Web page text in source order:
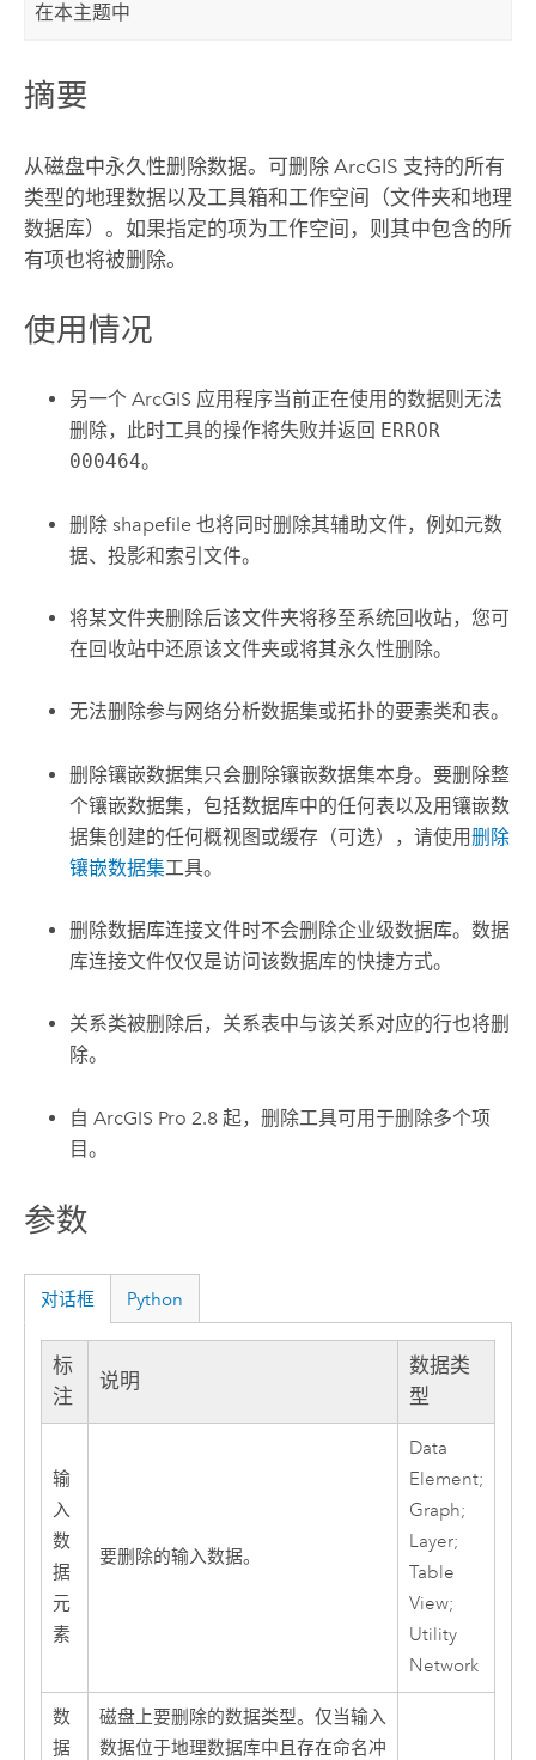
在本主题中
摘要
从磁盘中永久性删除数据。可删除 ArcGIS 支持的所有
类型的地理数据以及工具箱和工作空间（文件夹和地理
数据库）。如果指定的项为工作空间，则其中包含的所
有项也将被删除。
使用情况
另一个 ArcGIS 应用程序当前正在使用的数据则无法
删除，此时工具的操作将失败并返回 ERROR
000464。
删除 shapefile 也将同时删除其辅助文件，例如元数
据、投影和索引文件。
将某文件夹删除后该文件夹将移至系统回收站，您可
在回收站中还原该文件夹或将其永久性删除。
无法删除参与网络分析数据集或拓扑的要素类和表。
删除镶嵌数据集只会删除镶嵌数据集本身。要删除整
个镶嵌数据集，包括数据库中的任何表以及用镶嵌数
据集创建的任何概视图或缓存（可选），请使用删除
镶嵌数据集工具。
删除数据库连接文件时不会删除企业级数据库。数据
库连接文件仅仅是访问该数据库的快捷方式。
关系类被删除后，关系表中与该关系对应的行也将删
除。
自ArcGIS Pro 2.8 起，删除工具可用于删除多个项
目。
参数
对话框 Python
标
注
说明
数据类
型
输
入
数
据
元
素
要删除的输入数据。
Data
Element;
Graph;
Layer;
Table
View;
Utility
Network
数
据
磁盘上要删除的数据类型。仅当输入
数据位于地理数据库中且存在命名冲